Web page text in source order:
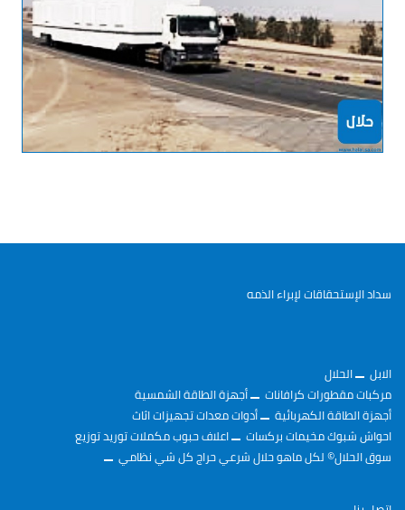
سداد الإستحقاقات لإبراء الذمه
الابل
الحلال
مركبات مقطورات كرافانات
أجهزة الطاقة الشمسية
أجهزة الطاقة الكهربائية
أدوات معدات تجهيزات اثاث
احواش شبوك مخيمات بركسات
اعلاف حبوب مكملات توريد توزيع
سوق الحلال©️ لكل ماهو حلال شرعي حراج كل شي نظامي